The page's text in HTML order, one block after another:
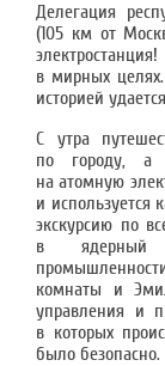
Делегация
(105 км от
в мирных
историей
С утра
по городу, а
на атомную
и используется
экскурсию по
в ядерный
комнаты и
управления и
в которых
было безопасно.